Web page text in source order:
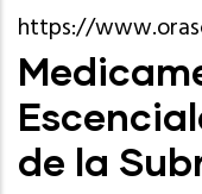
https://
de la